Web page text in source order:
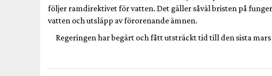
följer ramdirektivet för vatten. Det gäller såväl bristen på
vatten och utsläpp av förorenande ämnen.
Regeringen har begärt och fått utsträckt tid till den sista